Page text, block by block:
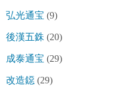
弘光通宝 (9)
後漢五銖 (20)
成泰通宝 (29)
改造鐚 (29)